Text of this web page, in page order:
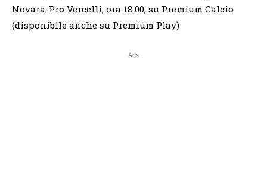
Novara-Pro Vercelli, ora 18.00, su Premium Calcio
(disponibile anche su Premium Play)
Ads